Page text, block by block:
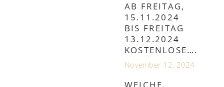
AB FREITAG,
15.11.2024
BIS FREITAG
13.12.2024
KOSTENLOSE….
November 12, 2024